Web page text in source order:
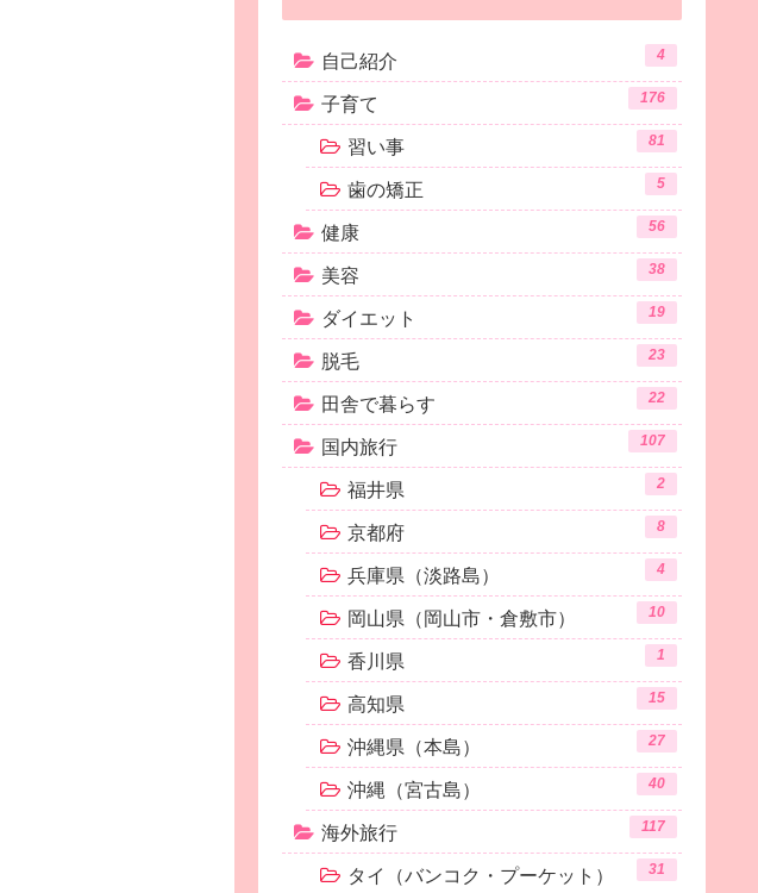
自己紹介 4
子育て 176
習い事 81
歯の矯正 5
健康 56
美容 38
ダイエット 19
脱毛 23
田舎で暮らす 22
国内旅行 107
福井県 2
京都府 8
兵庫県（淡路島） 4
岡山県（岡山市・倉敷市） 10
香川県 1
高知県 15
沖縄県（本島） 27
沖縄（宮古島） 40
海外旅行 117
タイ（バンコク・プーケット） 31